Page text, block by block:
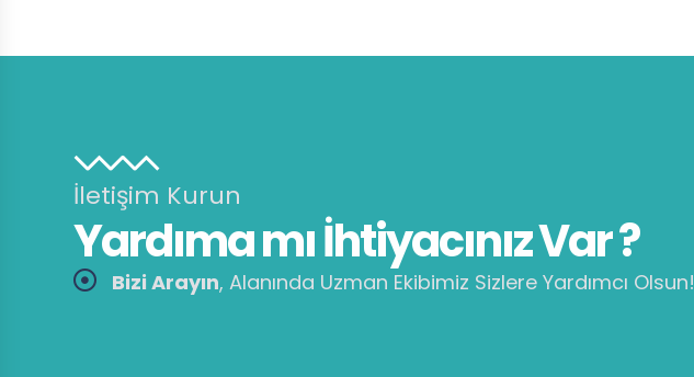
İletişim Kurun
Yardıma mı İhtiyacınız Var ?
Bizi Arayın, Alanında Uzman Ekibimiz Sizlere Yardımcı Olsun!